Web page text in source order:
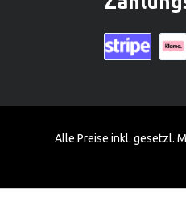
Alle Preise inkl. gesetzl.